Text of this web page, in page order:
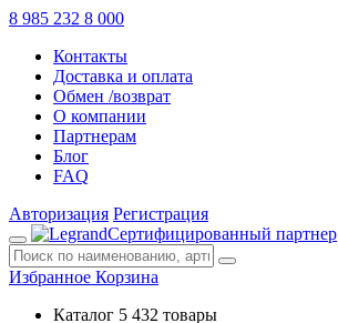
8 985 232 8 000
Контакты
Доставка и оплата
Обмен /возврат
О компании
Партнерам
Блог
FAQ
Авторизация Регистрация
Сертифицированный партнер
Избранное Корзина
Каталог 5 432 товары